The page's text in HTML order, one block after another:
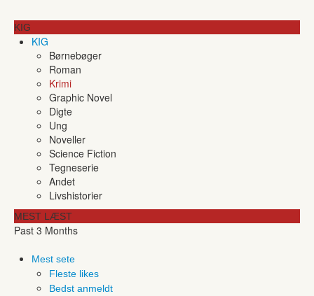
KIG
KIG
Børnebøger
Roman
Krimi
Graphic Novel
Digte
Ung
Noveller
Science Fiction
Tegneserie
Andet
Livshistorier
MEST LÆST
Past 3 Months
Mest sete
Fleste likes
Bedst anmeldt